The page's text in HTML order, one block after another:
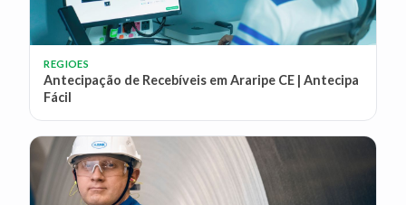
REGIOES
Antecipação de Recebíveis em Araripe CE | Antecipa
Fácil